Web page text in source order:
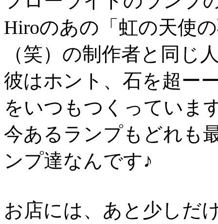
Hiroのあの「虹の天使
（笑）の制作者と同じ
彼はホント、石を超ー
をいつもつくっていま
今あるランプもどれも
ンプ達なんです♪
お店には、あと少しだ